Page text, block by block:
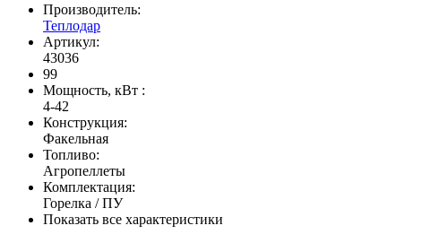
Производитель:
Теплодар
Артикул:
43036
99
Мощность, кВт :
4-42
Конструкция:
Факельная
Топливо:
Агропеллеты
Комплектация:
Горелка / ПУ
Показать все характеристики